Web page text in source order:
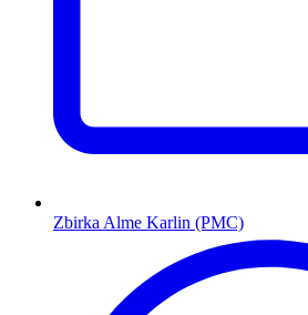
Zbirka Alme Karlin (PMC)